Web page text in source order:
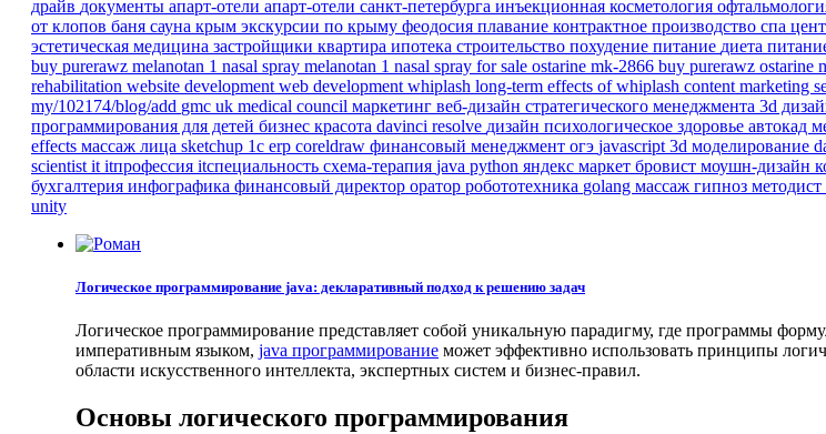
драйв документы апарт-отели апарт-отели санкт-петербурга инъекционная косметология
от клопов баня сауна крым экскурсии по крыму феодосия плавание контрактное производство спа
эстетическая медицина застройщики квартира ипотека строительство похудение питание диета
buy purerawz melanotan 1 nasal spray melanotan 1 nasal spray for sale ostarine mk-2866 buy purerawz ostarine
rehabilitation website development web development whiplash long-term effects of whiplash content marketing
my/102174/blog/add gmc uk medical council маркетинг веб-дизайн стратегического менеджмента 3d
программирования для детей бизнес красота davinci resolve дизайн психологическое здоровье автокад
effects массаж лица sketchup 1с erp coreldraw финансовый менеджмент огэ javascript 3d моделирование
scientist it itпрофессия itспециальность схема-терапия java python яндекс маркет бровист моушн-дизайн
бухгалтерия инфографика финансовый директор оратор робототехника golang массаж гипноз методист
unity
Логическое программирование java: декларативный подход к решению задач
Логическое программирование представляет собой уникальную парадигму, где программы
императивным языком, java программирование может эффективно использовать принципы
области искусственного интеллекта, экспертных систем и бизнес-правил.
Основы логического программирования